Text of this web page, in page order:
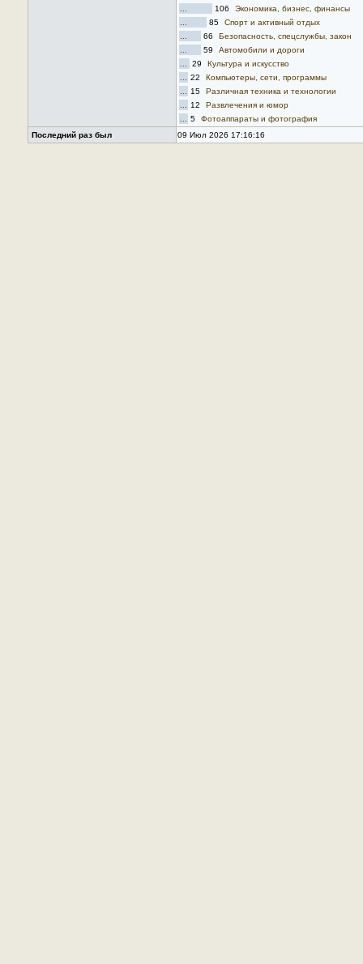
106
Экономика, бизнес, финансы
85
Спорт и активный отдых
66
Безопасность, спецслужбы, закон
59
Автомобили и дороги
29
Культура и искусство
22
Компьютеры, сети, программы
15
Различная техника и технологии
12
Развлечения и юмор
5
Фотоаппараты и фотография
Последний раз был
09 Июл 2026 17:16:16